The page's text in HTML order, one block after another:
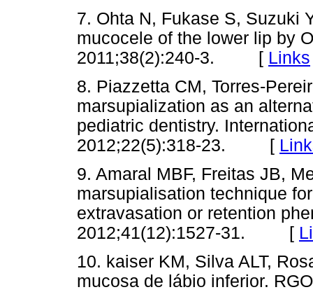
7. Ohta N, Fukase S, Suzuki
mucocele of the lower lip by
2011;38(2):240-3. [ Links
8. Piazzetta CM, Torres-
marsupialization as an
pediatric dentistry.
2012;22(5):318-23. [
9. Amaral MBF, Freitas JB,
marsupialisation technique
extravasation or retention
2012;41(12):1527-31. [
10. kaiser KM, Silva ALT,
mucosa de lábio inferior.